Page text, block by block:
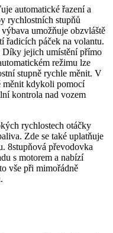
automatické řazení a
rychlostních stupňů
umožňuje obzvláště
řadicích páček na volantu.
Díky jejich umístění přímo
režimu lze
stupně rychle měnit. V
měnit kdykoli pomocí
kontrola nad vozem
rychlostech otáčky
Zde se také uplatňuje
8stupňová převodovka
s motorem a nabízí
vše při mimořádně